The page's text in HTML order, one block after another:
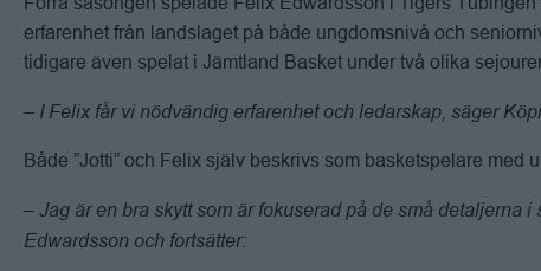
erfarenhet från landslaget på både ungdomsnivå och
tidigare även spelat i Jämtland Basket under två olika
– I Felix får vi nödvändig erfarenhet och ledarskap, säger
Både ”Jotti” och Felix själv beskrivs som basketspelare med
– Jag är en bra skytt som är fokuserad på de små detaljerna
Edwardsson och fortsätter: